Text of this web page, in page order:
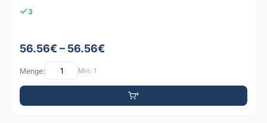
3
56.56€ – 56.56€
Menge: Min: 1